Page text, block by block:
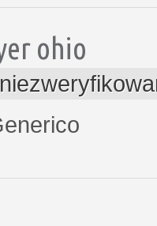
ohio